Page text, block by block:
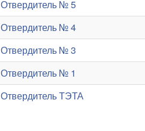
Отвердитель № 5
Отвердитель № 4
Отвердитель № 3
Отвердитель № 1
Отвердитель ТЭТА